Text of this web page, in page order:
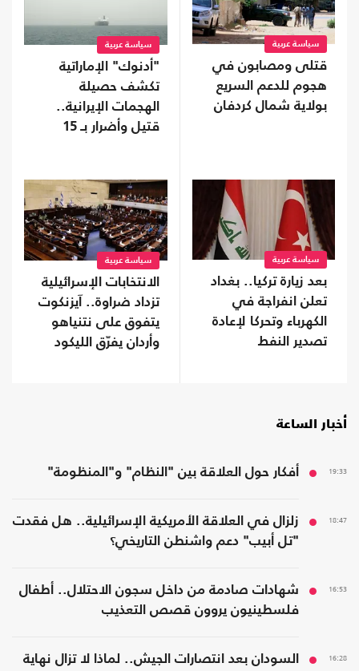
سياسة عربية
قتلى ومصابون في
هجوم للدعم السريع
بولاية شمال كردفان
سياسة عربية
"أدنوك" الإماراتية
تكشف حصيلة
الهجمات الإيرانية..
قتيل وأضرار بـ 15
سياسة عربية
بعد زيارة تركيا.. بغداد
تعلن انفراجة في
الكهرباء وتحركا لإعادة
تصدير النفط
سياسة عربية
الانتخابات الإسرائيلية
تزداد ضراوة.. آيزنكوت
يتفوق على نتنياهو
وأردان يفرّق الليكود
أخبار الساعة
19:33 أفكار حول العلاقة بين "النظام" و"المنظومة"
18:47
زلزال في العلاقة الأمريكية الإسرائيلية.. هل فقدت
"تل أبيب" دعم واشنطن التاريخي؟
16:53
شهادات صادمة من داخل سجون الاحتلال.. أطفال
فلسطينيون يروون قصص التعذيب
16:28
السودان بعد انتصارات الجيش.. لماذا لا تزال نهاية